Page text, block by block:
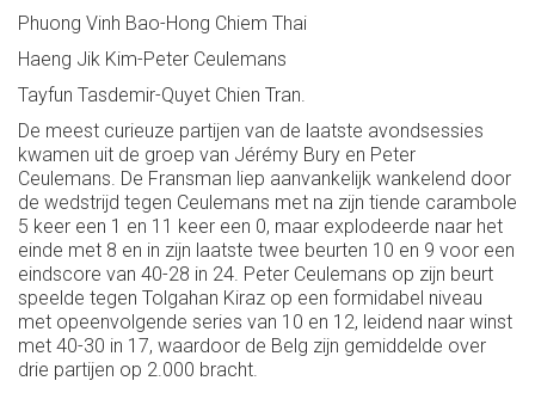
Phuong Vinh Bao-Hong Chiem Thai
Haeng Jik Kim-Peter Ceulemans
Tayfun Tasdemir-Quyet Chien Tran.
De meest curieuze partijen van de laatste avondsessies
kwamen uit de groep van Jérémy Bury en Peter
Ceulemans. De Fransman liep aanvankelijk wankelend door
de wedstrijd tegen Ceulemans met na zijn tiende carambole
5 keer een 1 en 11 keer een 0, maar explodeerde naar het
einde met 8 en in zijn laatste twee beurten 10 en 9 voor een
eindscore van 40-28 in 24. Peter Ceulemans op zijn beurt
speelde tegen Tolgahan Kiraz op een formidabel niveau
met opeenvolgende series van 10 en 12, leidend naar winst
met 40-30 in 17, waardoor de Belg zijn gemiddelde over
drie partijen op 2.000 bracht.